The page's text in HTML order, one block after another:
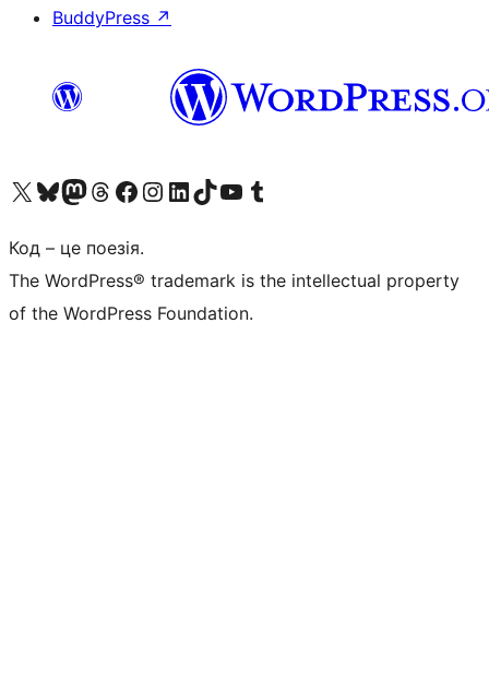
BuddyPress ↗
Visit our X (formerly Twitter) account
Visit our Bluesky account
Завітайте до нашої стрічки в Mastodon
Visit our Threads account
Завітайте на нашу сторінку в Facebook
Visit our Instagram account
Visit our LinkedIn account
Visit our TikTok account
Visit our YouTube channel
Visit our Tumblr account
Код – це поезія.
The WordPress® trademark is the intellectual property
of the WordPress Foundation.